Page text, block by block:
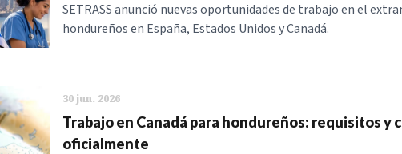
SETRASS anunció nuevas oportunidades de trabajo en el
hondureños en España, Estados Unidos y Canadá.
30 jun. 2026
Trabajo en Canadá para hondureños: requisitos y
oficialmente